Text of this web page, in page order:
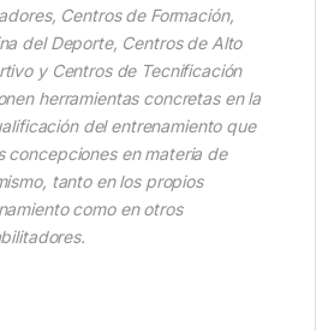
Centros de Formación,
del Deporte, Centros de Alto
y Centros de Tecnificación
herramientas concretas en la
del entrenamiento que
concepciones en materia de
tanto en los propios
como en otros